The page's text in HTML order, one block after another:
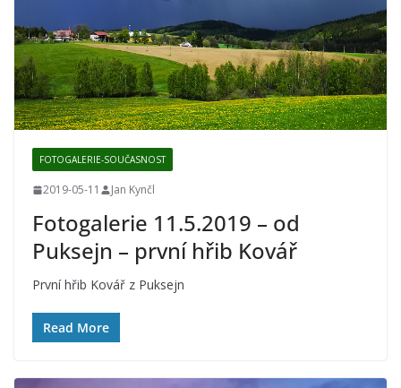
FOTOGALERIE-SOUČASNOST
2019-05-11 Jan Kynčl
Fotogalerie 11.5.2019 – od
Puksejn – první hřib Kovář
První hřib Kovář z Puksejn
Read More